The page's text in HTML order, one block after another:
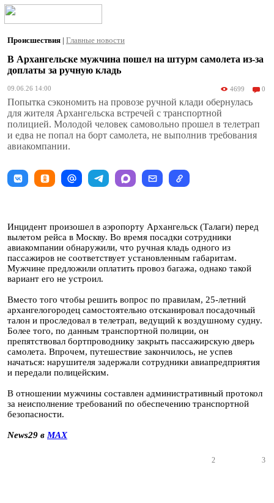
Происшествия | Главные новости
В Архангельске мужчина пошел на штурм самолета из-за
доплаты за ручную кладь
09.06.26 14:00 4699 0
Попытка сэкономить на провозе ручной клади обернулась
для жителя Архангельска встречей с транспортной
полицией. Молодой человек самовольно прошел в телетрап
и едва не попал на борт самолета, не выполнив требования
авиакомпании.
Инцидент произошел в аэропорту Архангельск (Талаги) перед
вылетом рейса в Москву. Во время посадки сотрудники
авиакомпании обнаружили, что ручная кладь одного из
пассажиров не соответствует установленным габаритам.
Мужчине предложили оплатить провоз багажа, однако такой
вариант его не устроил.
Вместо того чтобы решить вопрос по правилам, 25-летний
архангелогородец самостоятельно отсканировал посадочный
талон и проследовал в телетрап, ведущий к воздушному судну.
Более того, по данным транспортной полиции, он
препятствовал бортпроводнику закрыть пассажирскую дверь
самолета. Впрочем, путешествие закончилось, не успев
начаться: нарушителя задержали сотрудники авиапредприятия
и передали полицейским.
В отношении мужчины составлен административный протокол
за неисполнение требований по обеспечению транспортной
безопасности.
News29 в MAX
2 3